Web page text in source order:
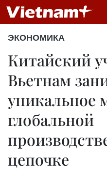
ЭКОНОМИКА
Китайский
Вьетнам
уникальное
глобальной
цепочке